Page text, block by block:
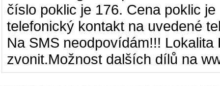
číslo poklic je 176. Cena poklic
telefonický kontakt na uvedené
Na SMS neodpovídám!!!
zvonit.Možnost dalších dílů na